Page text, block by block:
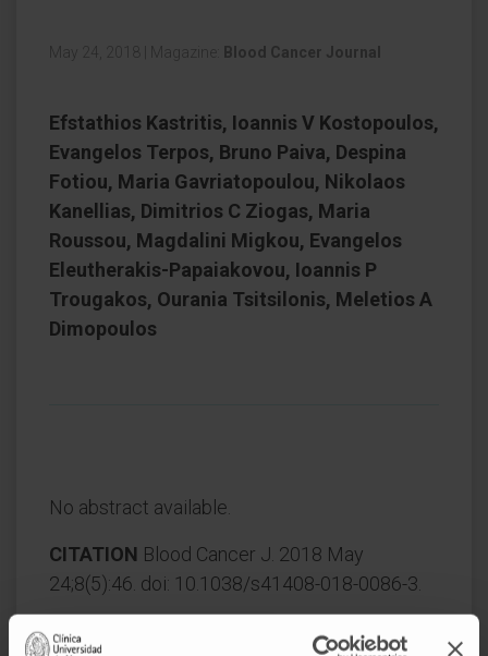
May 24, 2018 Magazine: Blood Cancer Journal
Efstathios Kastritis, Ioannis V Kostopoulos,
Evangelos Terpos, Bruno Paiva, Despina
Fotiou, Maria Gavriatopoulou, Nikolaos
Kanellias, Dimitrios C Ziogas, Maria
Roussou, Magdalini Migkou, Evangelos
Eleutherakis-Papaiakovou, Ioannis P
Trougakos, Ourania Tsitsilonis, Meletios A
Dimopoulos
No abstract available.
CITATION Blood Cancer J. 2018 May
24;8(5):46. doi: 10.1038/s41408-018-0086-3.
SEE PUBLICATION IN PUBMED